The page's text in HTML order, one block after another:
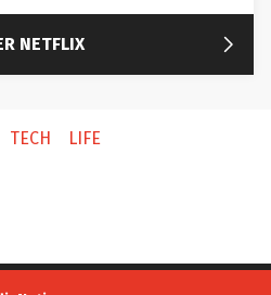
NETFLIX 
TECH LIFE